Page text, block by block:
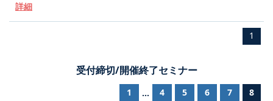
詳細
1
受付締切/開催終了セミナー
1 ... 4 5 6 7 8